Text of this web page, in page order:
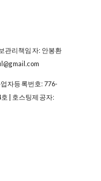
관리책임자: 안봉환
업자등록번호:776-
| 호스팅제공자: